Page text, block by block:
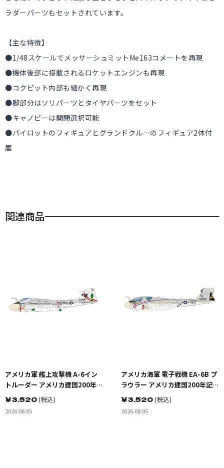
ラダーパーツもセットされています。
【主な特徴】
●1/48スケールでメッサーシュミットMe163コメートを再現
●機体後部に搭載されるロケットエンジンも再現
●コクピット内部も細かく再現
●脚部分はソリパーツとタイヤパーツをセット
●キャノピーは開閉選択可能
●パイロットのフィギュアとグランドクルーのフィギュア2体付
属
関連商品
アメリカ軍 艦上攻撃機 A-6イン
トルーダー アメリカ建国200年記
念塗装機 2機セット 海兵隊VMA-
121 グリーンナイツ & 海軍 VA-
176 サンダーボルツ "Spirit of
￥3,520(税込)
2026.08.05
アメリカ海軍 電子戦機 EA-6B プ
ラウラー アメリカ建国200年記念
塗装機 2機セット VAQ-136 ガン
トレット&VAQ-134 ガルーダス
￥3,520(税込)
2026.08.05